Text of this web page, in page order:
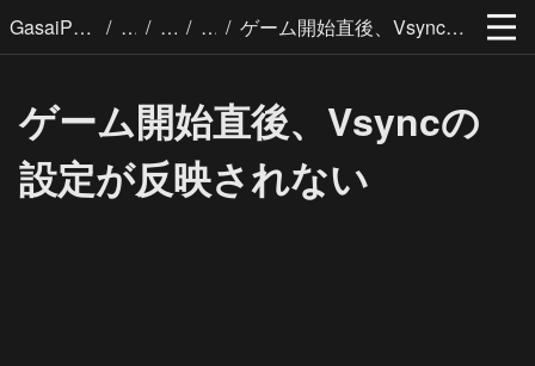
GasaiPages / / / / ゲーム開始直後、Vsyncの設定が反映されない
ゲーム開始直後、Vsyncの
設定が反映されない